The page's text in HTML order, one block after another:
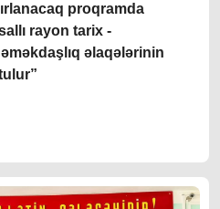
proqramda
rayon tarix -
əlaqələrinin